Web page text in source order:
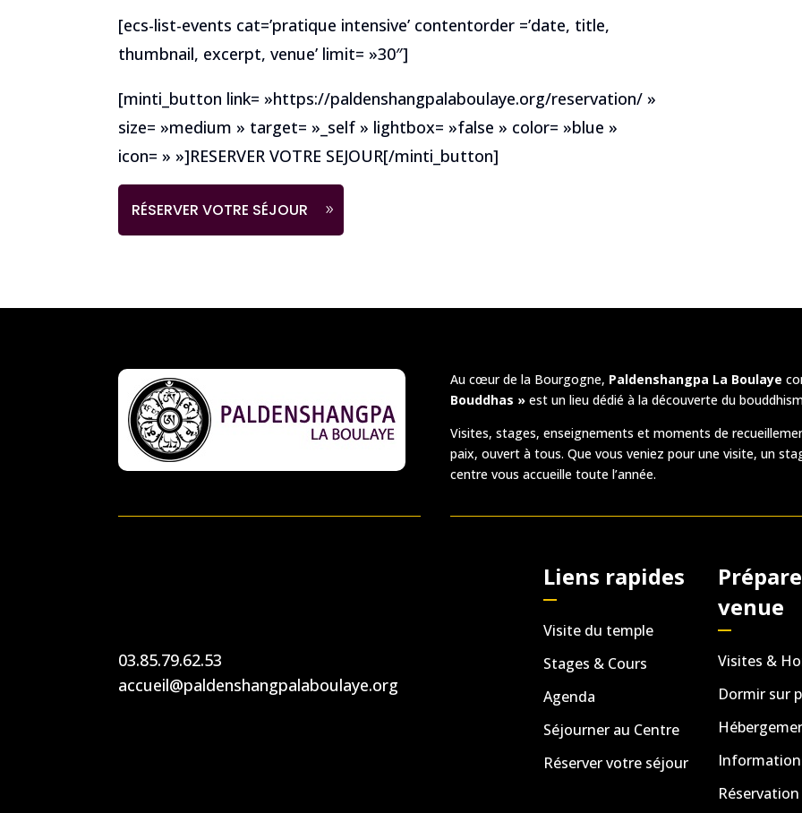
[ecs-list-events cat=’pratique intensive’ contentorder =’date, title,
thumbnail, excerpt, venue’ limit= »30″]
[minti_button link= »https://paldenshangpalaboulaye.org/reservation/ »
size= »medium » target= »_self » lightbox= »false » color= »blue »
icon= » »]RESERVER VOTRE SEJOUR[/minti_button]
RÉSERVER VOTRE SÉJOUR
Au cœur de la Bourgogne, Paldenshangpa La Boulaye
Bouddhas »est un lieu dédié à la découverte du
Visites, stages, enseignements et moments de
paix, ouvert à tous. Que vous veniez pour une visite, un
centre vous accueille toute l’année.
03.85.79.62.53
accueil@paldenshangpalaboulaye.org
Liens rapides
Visite du temple
Stages & Cours
Agenda
Séjourner au Centre
Réserver votre séjour
venue
Visites &
Dormir sur
Réservation